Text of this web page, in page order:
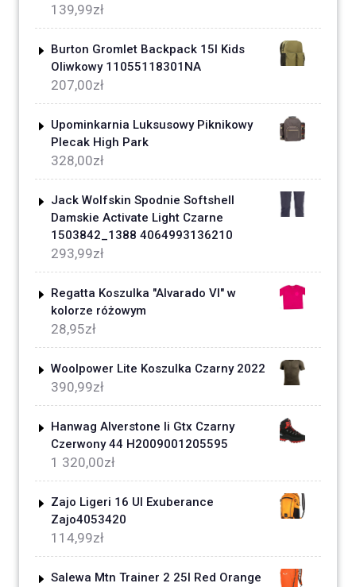
139,99zł
Burton Gromlet Backpack 15l Kids
Oliwkowy 11055118301NA
207,00zł
Upominkarnia Luksusowy Piknikowy
Plecak High Park
328,00zł
Jack Wolfskin Spodnie Softshell
Damskie Activate Light Czarne
1503842_1388 4064993136210
293,99zł
Regatta Koszulka "Alvarado VI" w
kolorze różowym
28,95zł
Woolpower Lite Koszulka Czarny 2022
390,99zł
Hanwag Alverstone Ii Gtx Czarny
Czerwony 44 H2009001205595
1 320,00zł
Zajo Ligeri 16 Ul Exuberance
Zajo4053420
114,99zł
Salewa Mtn Trainer 2 25l Red Orange